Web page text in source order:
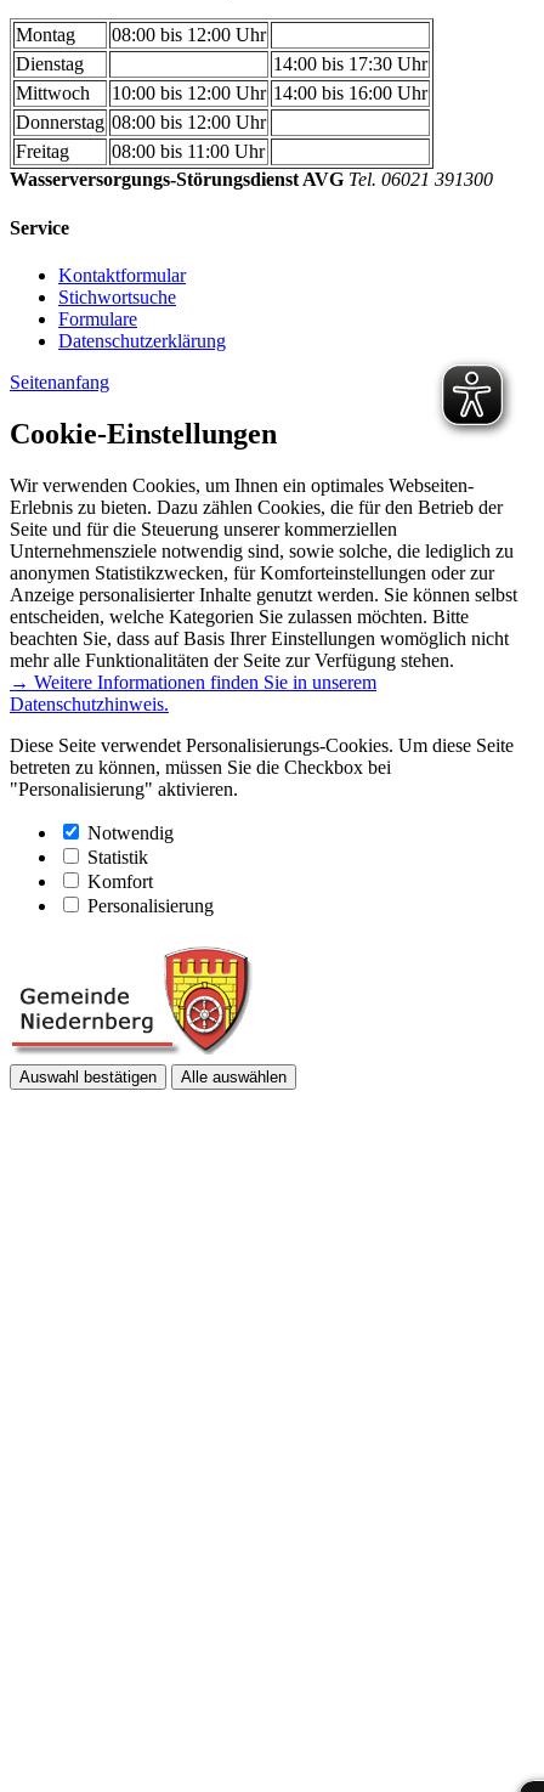
Montag
08:00 bis 12:00 Uhr
Dienstag
14:00 bis 17:30 Uhr
Mittwoch
10:00 bis 12:00 Uhr 14:00 bis 16:00 Uhr
Donnerstag 08:00 bis 12:00 Uhr
Freitag
08:00 bis 11:00 Uhr
Wasserversorgungs-Störungsdienst AVG Tel. 06021 391300
Service
Kontaktformular
Stichwortsuche
Formulare
Datenschutzerklärung
Seitenanfang
Cookie-Einstellungen
Wir verwenden Cookies, um Ihnen ein optimales Webseiten-
Erlebnis zu bieten. Dazu zählen Cookies, die für den Betrieb der
Seite und für die Steuerung unserer kommerziellen
Unternehmensziele notwendig sind, sowie solche, die lediglich zu
anonymen Statistikzwecken, für Komforteinstellungen oder zur
Anzeige personalisierter Inhalte genutzt werden. Sie können selbst
entscheiden, welche Kategorien Sie zulassen möchten. Bitte
beachten Sie, dass auf Basis Ihrer Einstellungen womöglich nicht
mehr alle Funktionalitäten der Seite zur Verfügung stehen.
→ Weitere Informationen finden Sie in unserem
Datenschutzhinweis.
Diese Seite verwendet Personalisierungs-Cookies. Um diese Seite
betreten zu können, müssen Sie die Checkbox bei
"Personalisierung" aktivieren.
Notwendig
Statistik
Komfort
Personalisierung
Auswahl bestätigen Alle auswählen